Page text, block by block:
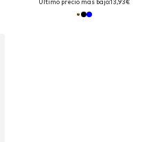
Último precio más bajo:13,93€